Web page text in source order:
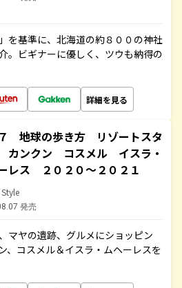
を基準に、北海道の約８００の神社
。ビギナーに優しく、ツウも納得の
詳細を見る
地球の歩き方 リゾートスタ
カンクン コスメル イスラ・
レス ２０２０～２０２１
発売
マヤの遺跡、グルメにショッピン
、コスメル＆イスラ・ムヘーレスを